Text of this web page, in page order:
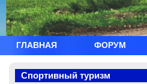
ГЛАВНАЯ ФОРУМ
Спортивный туризм